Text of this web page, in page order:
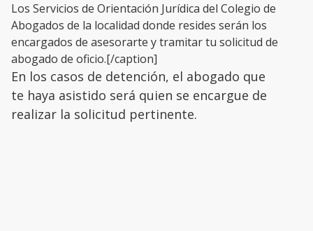
Los Servicios de Orientación Jurídica del Colegio de
Abogados de la localidad donde resides serán los
encargados de asesorarte y tramitar tu solicitud de
abogado de oficio.[/caption]
En los casos de detención, el abogado que
te haya asistido será quien se encargue de
realizar la solicitud pertinente.